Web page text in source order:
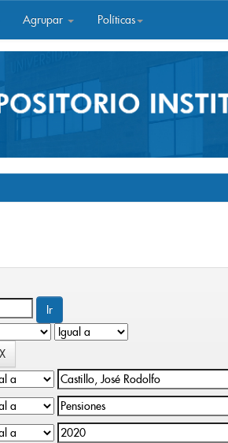
Agrupar Políticas